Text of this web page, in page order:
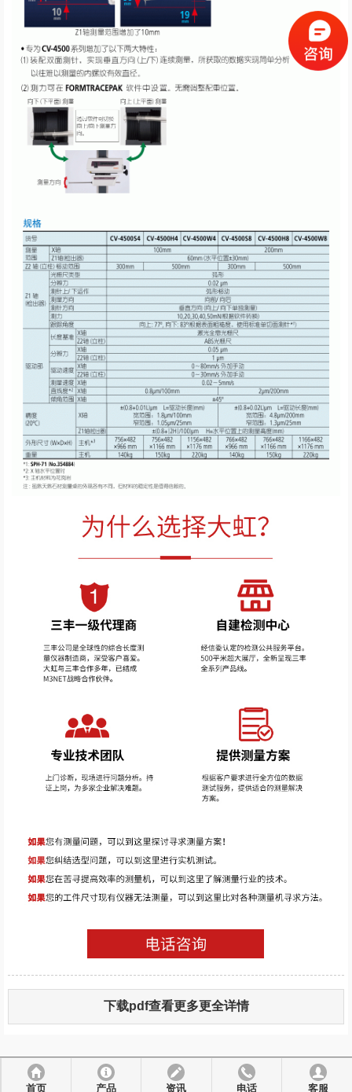
下载pdf查看更多更全详情
首页 产品 资讯 电话 客服